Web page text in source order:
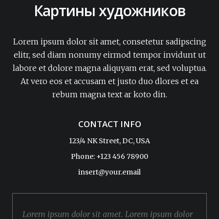
Картины художников
Lorem ipsum dolor sit amet, consetetur sadipscing
elitr, sed diam nonumy eirmod tempor invidunt ut
labore et dolore magna aliquyam erat, sed voluptua.
At vero eos et accusam et justo duo dlores et ea
rebum magna text ar koto din.
CONTACT INFO
123/4 NK Street, DC, USA
Phone: +123 456 78900
insert@your.email
Lorem ipsum dolor sit amet. Lorem ipsum dolor